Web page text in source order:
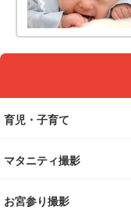
育児・子育て
マタニティ撮影
お宮参り撮影